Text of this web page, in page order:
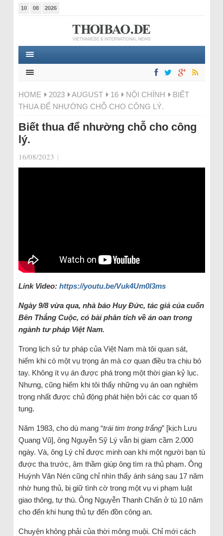
10 08 2026
HOME 2023 AUGUST 16 NỘI CHÍNH
BIẾT
THUA ĐỂ NHƯỜNG CHỖ CHO CÔNG LÝ.
Biết thua để nhường chỗ cho công
lý.
16/08/2023 |
Link Video: https://youtu.be/Vuk4Um0l3ms
Ngày 9/8 vừa qua, nhà báo Huy Đức, tác giả của cuốn
Bên Thắng Cuộc, có bài phân tích về án oan trong
ngành tư pháp Việt Nam.
Trong lịch sử tư pháp của Việt Nam mà tôi quan sát,
hiếm khi có một vụ trọng án mà cơ quan điều tra chịu bó
tay. Không ít vụ án được phá trong một thời gian kỷ lục.
Nhưng, cũng hiếm khi tôi thấy những vụ án oan nghiêm
trọng nhất được chủ động phát hiện bởi các cơ quan tố
tụng.
Năm 1983, cho dù mang “trái tim trong trắng” [kịch Lưu
Quang Vũ], ông Nguyễn Sỹ Lý vẫn bị giam cầm 2.000
ngày. Và, ông Lý chỉ được minh oan khi một người bạn tù
được tha trước, âm thầm giúp ông tìm ra thủ phạm. Ông
Huỳnh Văn Nén cũng chỉ nhìn thấy ánh sáng sau 17 năm
nhờ hung thủ, bị giữ tình cờ trong một vụ vi phạm luật
giao thông, tự thú. Ông Nguyễn Thanh Chấn ở tù 10 năm
cho đến khi hung thủ tự đến đồn công an.
Chuyện không phải của thời mông muội. Chỉ mới cách